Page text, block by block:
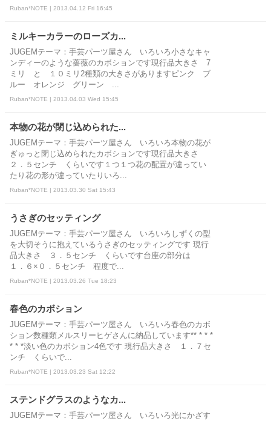
Ruban*NOTE | 2013.04.12 Fri 16:45
ミルキーカラーのローズカ...
JUGEMテーマ：手芸パーツ屋さん いろいろ小さなキャ
ンディーのような薔薇のカボションです現行品大きさ 7
ミリ と １０ミリ2種類の大きさがありますピンク ブ
ルー オレンジ グリーン ...
Ruban*NOTE | 2013.04.03 Wed 15:45
本物の花が閉じ込められた...
JUGEMテーマ：手芸パーツ屋さん いろいろ本物の花が
ぎゅっと閉じ込められたカボションです現行品大きさ
２．５センチ くらいです１つ１つ花の配置が違ってい
たり花の形が違っていたりいろ...
Ruban*NOTE | 2013.03.30 Sat 15:43
うさぎのセッティング
JUGEMテーマ：手芸パーツ屋さん いろいろしずくの型
を大切そうに抱えているうさぎのセッティングです 現行
品大きさ ３．５センチ くらいです台座の部分は
１．６×０．５センチ 程度で...
Ruban*NOTE | 2013.03.26 Tue 18:23
春色のカボション
JUGEMテーマ：手芸パーツ屋さん いろいろ春色のカボ
ション数種類メルスリーヒゲさんに納品しています** * * *
* * *淡い色のカボション4色です 現行品大きさ １．７セ
ンチ くらいで...
Ruban*NOTE | 2013.03.23 Sat 12:22
ステンドグラスのようなカ...
JUGEMテーマ：手芸パーツ屋さん いろいろ光にかざす